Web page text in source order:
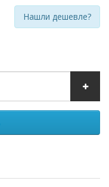
Нашли дешевле?